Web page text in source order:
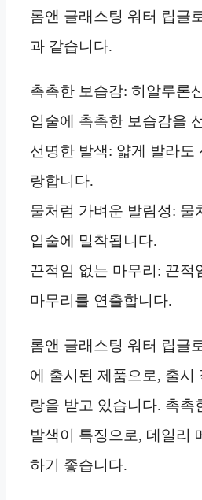
롬앤 글래스팅 워터 립글
과 같습니다.
촉촉한 보습감: 히알루론
입술에 촉촉한 보습감을
선명한 발색: 얇게 발라도
랑합니다.
물처럼 가벼운 발림성: 물
입술에 밀착됩니다.
끈적임 없는 마무리: 끈적
마무리를 연출합니다.
롬앤 글래스팅 워터 립글
에 출시된 제품으로, 출시
랑을 받고 있습니다. 촉촉
발색이 특징으로, 데일리
하기 좋습니다.